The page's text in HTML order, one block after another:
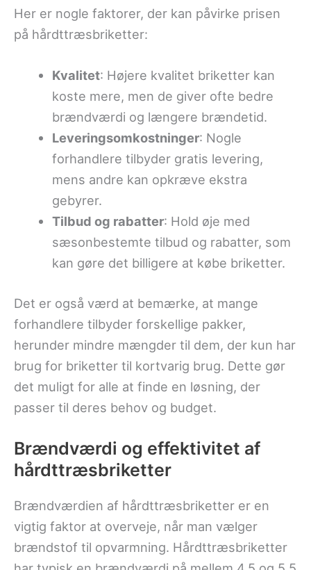
Her er nogle faktorer, der kan påvirke prisen
på hårdttræsbriketter:
Kvalitet: Højere kvalitet briketter kan
koste mere, men de giver ofte bedre
brændværdi og længere brændetid.
Leveringsomkostninger: Nogle
forhandlere tilbyder gratis levering,
mens andre kan opkræve ekstra
gebyrer.
Tilbud og rabatter: Hold øje med
sæsonbestemte tilbud og rabatter, som
kan gøre det billigere at købe briketter.
Det er også værd at bemærke, at mange
forhandlere tilbyder forskellige pakker,
herunder mindre mængder til dem, der kun har
brug for briketter til kortvarig brug. Dette gør
det muligt for alle at finde en løsning, der
passer til deres behov og budget.
Brændværdi og effektivitet af
hårdttræsbriketter
Brændværdien af hårdttræsbriketter er en
vigtig faktor at overveje, når man vælger
brændstof til opvarmning. Hårdttræsbriketter